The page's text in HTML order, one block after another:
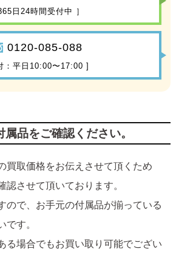
日24時間受付中 ］
0120-085-088
：平日10:00〜17:00 ]
属品をご確認ください。
買取価格をお伝えさせて頂くため
認させて頂いております。
ので、お手元の付属品が揃っている
です。
る場合でもお買い取り可能でござい